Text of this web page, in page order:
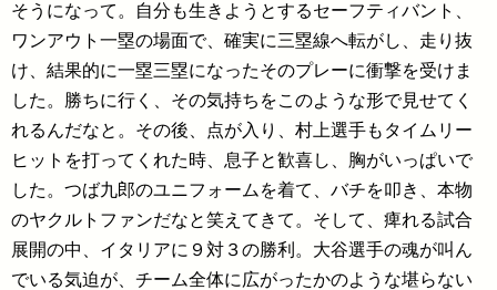
そうになって。自分も生きようとするセーフティバント、
ワンアウト一塁の場面で、確実に三塁線へ転がし、走り抜
け、結果的に一塁三塁になったそのプレーに衝撃を受けま
した。勝ちに行く、その気持ちをこのような形で見せてく
れるんだなと。その後、点が入り、村上選手もタイムリー
ヒットを打ってくれた時、息子と歓喜し、胸がいっぱいで
した。つば九郎のユニフォームを着て、バチを叩き、本物
のヤクルトファンだなと笑えてきて。そして、痺れる試合
展開の中、イタリアに９対３の勝利。大谷選手の魂が叫ん
でいる気迫が、チーム全体に広がったかのような堪らない